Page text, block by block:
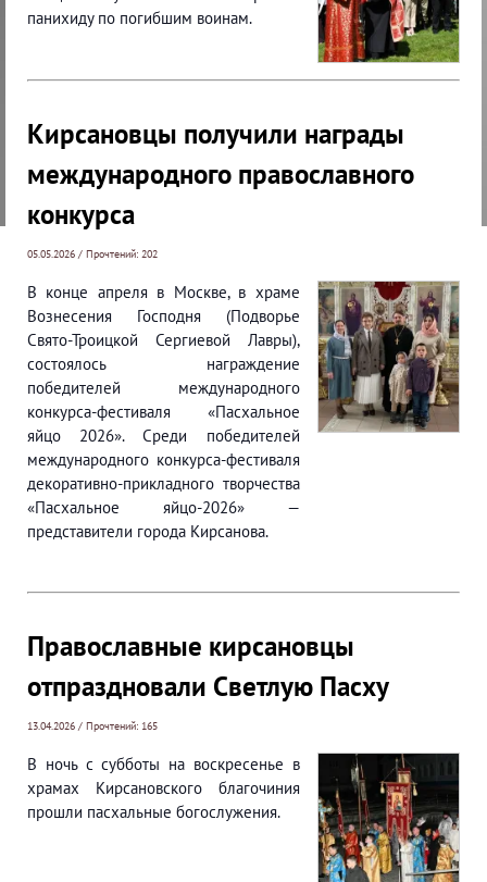
панихиду по погибшим воинам.
Кирсановцы получили награды
международного православного
конкурса
05.05.2026 / Прочтений: 202
В конце апреля в Москве, в храме
Вознесения Господня (Подворье
Свято-Троицкой Сергиевой Лавры),
состоялось награждение
победителей международного
конкурса-фестиваля «Пасхальное
яйцо 2026». Среди победителей
международного конкурса-фестиваля
декоративно-прикладного творчества
«Пасхальное яйцо-2026» —
представители города Кирсанова.
Православные кирсановцы
отпраздновали Светлую Пасху
13.04.2026 / Прочтений: 165
В ночь с субботы на воскресенье в
храмах Кирсановского благочиния
прошли пасхальные богослужения.